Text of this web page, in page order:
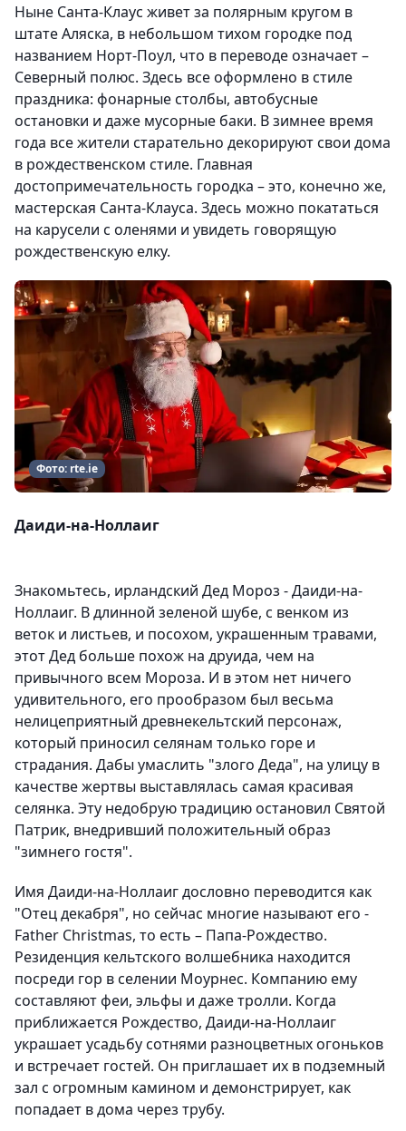
Ныне Санта-Клаус живет за полярным кругом в
штате Аляска, в небольшом тихом городке под
названием Норт-Поул, что в переводе означает –
Северный полюс. Здесь все оформлено в стиле
праздника: фонарные столбы, автобусные
остановки и даже мусорные баки. В зимнее время
года все жители старательно декорируют свои дома
в рождественском стиле. Главная
достопримечательность городка – это, конечно же,
мастерская Санта-Клауса. Здесь можно покататься
на карусели с оленями и увидеть говорящую
рождественскую елку.
Фото: rte.ie
Даиди-на-Ноллаиг
Знакомьтесь, ирландский Дед Мороз - Даиди-на-
Ноллаиг. В длинной зеленой шубе, с венком из
веток и листьев, и посохом, украшенным травами,
этот Дед больше похож на друида, чем на
привычного всем Мороза. И в этом нет ничего
удивительного, его прообразом был весьма
нелицеприятный древнекельтский персонаж,
который приносил селянам только горе и
страдания. Дабы умаслить "злого Деда", на улицу в
качестве жертвы выставлялась самая красивая
селянка. Эту недобрую традицию остановил Святой
Патрик, внедривший положительный образ
"зимнего гостя".
Имя Даиди-на-Ноллаиг дословно переводится как
"Отец декабря", но сейчас многие называют его -
Father Christmas, то есть – Папа-Рождество.
Резиденция кельтского волшебника находится
посреди гор в селении Моурнес. Компанию ему
составляют феи, эльфы и даже тролли. Когда
приближается Рождество, Даиди-на-Ноллаиг
украшает усадьбу сотнями разноцветных огоньков
и встречает гостей. Он приглашает их в подземный
зал с огромным камином и демонстрирует, как
попадает в дома через трубу.